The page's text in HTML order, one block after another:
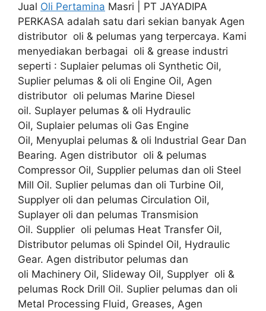
Jual Oli Pertamina Masri | PT JAYADIPA
PERKASA adalah satu dari sekian banyak Agen
distributor oli & pelumas yang terpercaya. Kami
menyediakan berbagai oli & grease industri
seperti : Suplaier pelumas oli Synthetic Oil,
Suplier pelumas & oli oli Engine Oil, Agen
distributor oli pelumas Marine Diesel
oil. Suplayer pelumas & oli Hydraulic
Oil, Suplaier pelumas oli Gas Engine
Oil, Menyuplai pelumas & oli Industrial Gear Dan
Bearing. Agen distributor oli & pelumas
Compressor Oil, Supplier pelumas dan oli Steel
Mill Oil. Suplier pelumas dan oli Turbine Oil,
Supplyer oli dan pelumas Circulation Oil,
Suplayer oli dan pelumas Transmision
Oil. Supplier oli pelumas Heat Transfer Oil,
Distributor pelumas oli Spindel Oil, Hydraulic
Gear. Agen distributor pelumas dan
oli Machinery Oil, Slideway Oil, Supplyer oli &
pelumas Rock Drill Oil. Suplier pelumas dan oli
Metal Processing Fluid, Greases, Agen